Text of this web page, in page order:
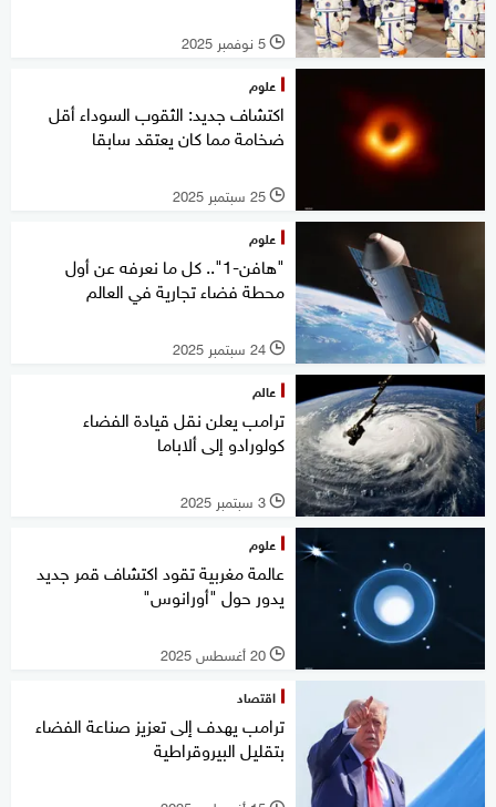
l 5 نوفمبر 2025
علوم
اكتشاف جديد: الثقوب السوداء أقل
ضخامة مما كان يعتقد سابقا
l 25 سبتمبر 2025
علوم
"هافن-1".. كل ما نعرفه عن أول
محطة فضاء تجارية في العالم
l 24 سبتمبر 2025
عالم
ترامب يعلن نقل قيادة الفضاء
كولورادو إلى ألاباما
l 3 سبتمبر 2025
علوم
عالمة مغربية تقود اكتشاف قمر جديد
يدور حول "أورانوس"
l 20 أغسطس 2025
اقتصاد
ترامب يهدف إلى تعزيز صناعة الفضاء
بتقليل البيروقراطية